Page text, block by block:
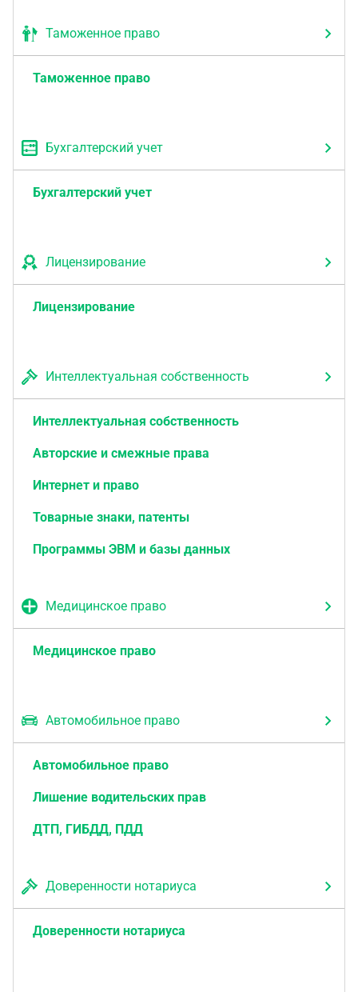
Таможенное право
Таможенное право
Бухгалтерский учет
Бухгалтерский учет
Лицензирование
Лицензирование
Интеллектуальная собственность
Интеллектуальная собственность
Авторские и смежные права
Интернет и право
Товарные знаки, патенты
Программы ЭВМ и базы данных
Медицинское право
Медицинское право
Автомобильное право
Автомобильное право
Лишение водительских прав
ДТП, ГИБДД, ПДД
Доверенности нотариуса
Доверенности нотариуса